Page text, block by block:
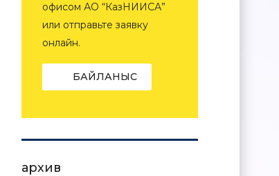
офисом АО “КазНИИСА”
или отправьте заявку
онлайн.
БАЙЛАНЫС
архив